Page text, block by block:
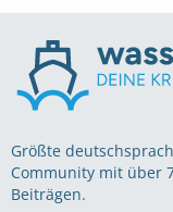
Größte
Community mit über
Beiträgen.